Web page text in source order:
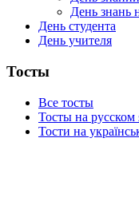
День знань
День студента
День учителя
Тосты
Все тосты
Тосты на русском
Тости на